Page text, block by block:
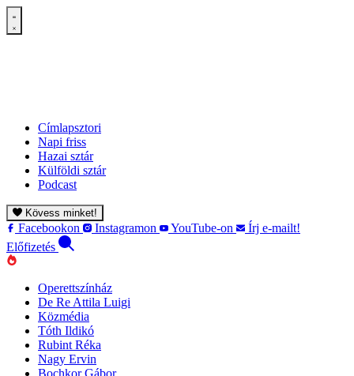
Címlapsztori
Napi friss
Hazai sztár
Külföldi sztár
Podcast
Kövess minket!
Facebookon Instagramon YouTube-on
Írj e-mailt!
Előfizetés
Operettszínház
De Re Attila Luigi
Közmédia
Tóth Ildikó
Rubint Réka
Nagy Ervin
Bochkor Gábor